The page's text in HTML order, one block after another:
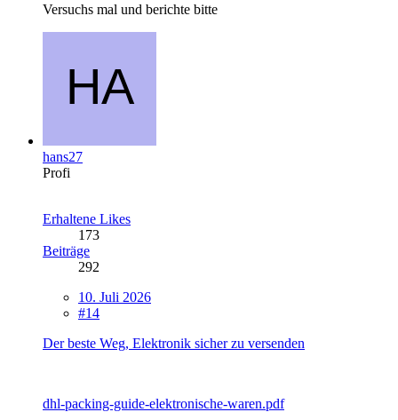
Versuchs mal und berichte bitte
hans27
Profi
Erhaltene Likes
173
Beiträge
292
10. Juli 2026
#14
Der beste Weg, Elektronik sicher zu versenden
dhl-packing-guide-elektronische-waren.pdf